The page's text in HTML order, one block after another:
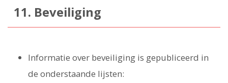
11. Beveiliging
Informatie over beveiliging is gepubliceerd in
de onderstaande lijsten: